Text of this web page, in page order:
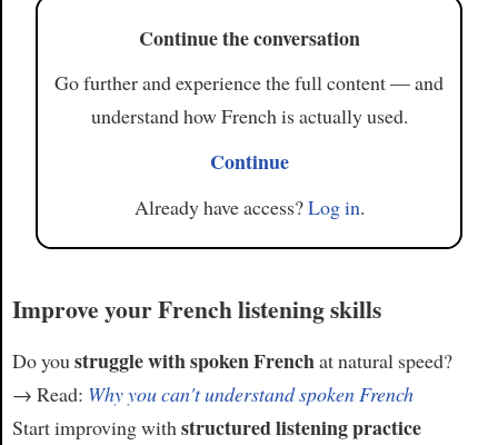
Continue the conversation
Go further and experience the full content — and
understand how French is actually used.
Continue
Already have access?Log in.
Improve your French listening skills
Do youstruggle with spoken Frenchat natural speed?
→ Read: Why you can't understand spoken French
Start improving withstructured listening practice